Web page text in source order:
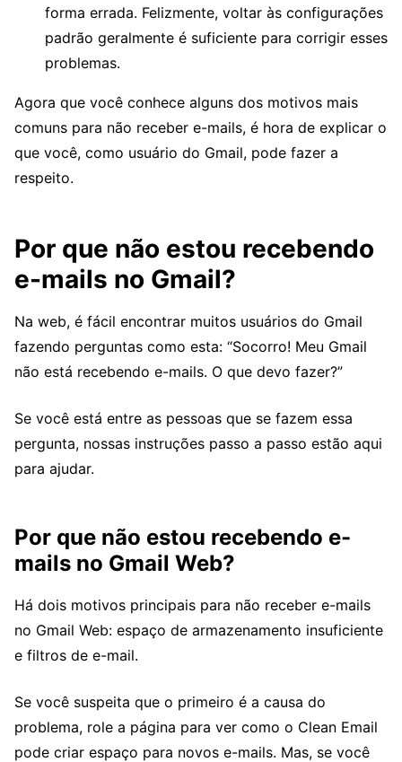
forma errada. Felizmente, voltar às configurações
padrão geralmente é suficiente para corrigir esses
problemas.
Agora que você conhece alguns dos motivos mais
comuns para não receber e-mails, é hora de explicar o
que você, como usuário do Gmail, pode fazer a
respeito.
Por que não estou recebendo
e-mails no Gmail?
Na web, é fácil encontrar muitos usuários do Gmail
fazendo perguntas como esta: “Socorro! Meu Gmail
não está recebendo e-mails. O que devo fazer?”
Se você está entre as pessoas que se fazem essa
pergunta, nossas instruções passo a passo estão aqui
para ajudar.
Por que não estou recebendo e-
mails no Gmail Web?
Há dois motivos principais para não receber e-mails
no Gmail Web: espaço de armazenamento insuficiente
e filtros de e-mail.
Se você suspeita que o primeiro é a causa do
problema, role a página para ver como o Clean Email
pode criar espaço para novos e-mails. Mas, se você